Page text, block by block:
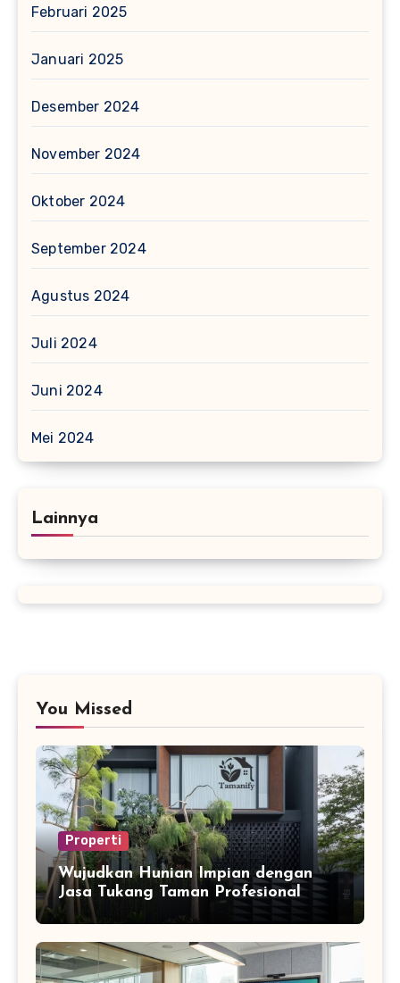
Februari 2025
Januari 2025
Desember 2024
November 2024
Oktober 2024
September 2024
Agustus 2024
Juli 2024
Juni 2024
Mei 2024
Lainnya
You Missed
Properti
Wujudkan Hunian Impian dengan
Jasa Tukang Taman Profesional